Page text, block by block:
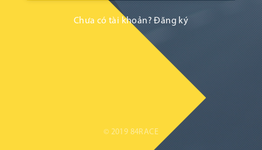
Chưa có tài khoản?Đăng ký
© 2019 84RACE